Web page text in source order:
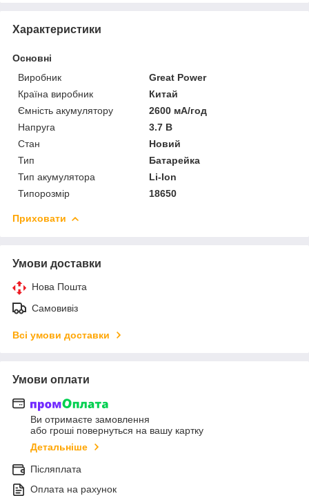
Характеристики
Основні
Виробник
Great Power
Країна виробник
Китай
Ємність акумулятору
2600 мА/год
Напруга
3.7 В
Стан
Новий
Тип
Батарейка
Тип акумулятора
Li-Ion
Типорозмір
18650
Приховати
Умови доставки
Нова Пошта
Самовивіз
Всі умови доставки
Умови оплати
Ви отримаєте замовлення
або гроші повернуться на вашу картку
Детальніше
Післяплата
Оплата на рахунок